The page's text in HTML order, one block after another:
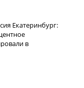
Екатеринбург:
в
их